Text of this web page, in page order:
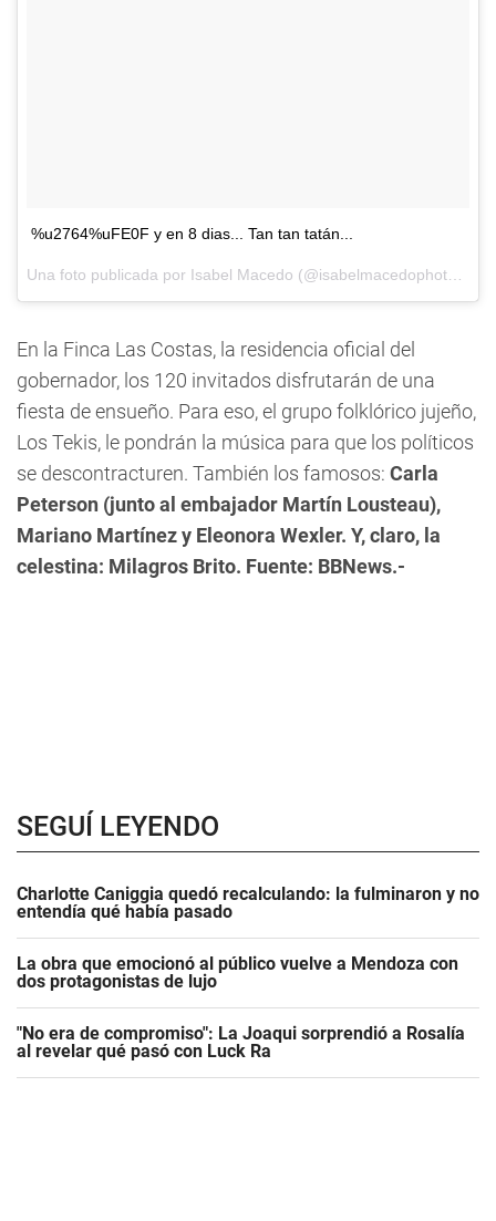
%u2764%uFE0F y en 8 dias... Tan tan tatán...
En la Finca Las Costas, la residencia oficial del
gobernador, los 120 invitados disfrutarán de una
fiesta de ensueño. Para eso, el grupo folklórico jujeño,
Los Tekis, le pondrán la música para que los políticos
se descontracturen. También los famosos: Carla
Peterson (junto al embajador Martín Lousteau),
Mariano Martínez y Eleonora Wexler. Y, claro, la
celestina: Milagros Brito. Fuente: BBNews.-
SEGUÍ LEYENDO
Charlotte Caniggia quedó recalculando: la fulminaron y no
entendía qué había pasado
La obra que emocionó al público vuelve a Mendoza con
dos protagonistas de lujo
"No era de compromiso": La Joaqui sorprendió a Rosalía
al revelar qué pasó con Luck Ra